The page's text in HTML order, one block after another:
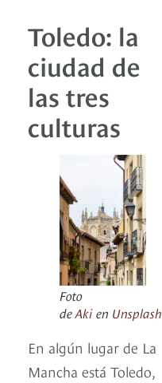
Toledo: la
ciudad de
las tres
culturas
Foto
deAkien Unsplash
En algún lugar de La
Mancha está Toledo,